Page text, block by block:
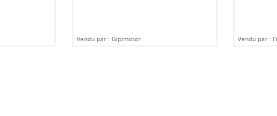
Vendu par : Gipimotor Vendu par :